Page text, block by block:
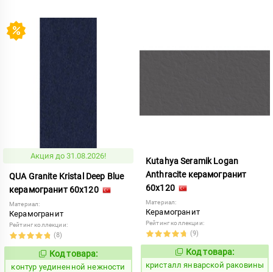
Акция до 31.08.2026!
QUA Granite Kristal Deep Blue
керамогранит 60x120
Материал:
Керамогранит
Рейтинг коллекции:
(8)
Код:
763558
Код товара:
контур уединенной нежности
Kutahya Seramik Logan
Anthracite керамогранит
60x120
Материал:
Керамогранит
Рейтинг коллекции:
(9)
Код:
827828
Код товара:
кристалл январской раковины